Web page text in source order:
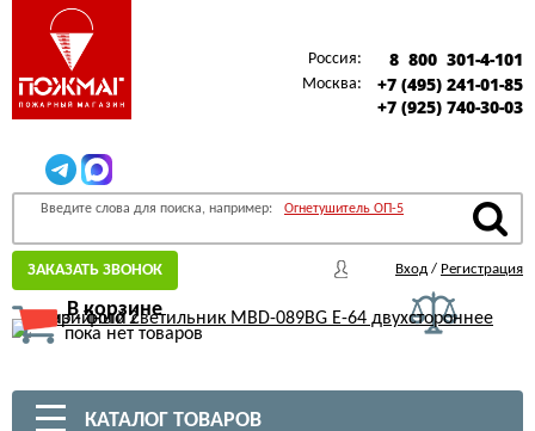
Россия: 8 800 301-4-101
Москва:
+7 (495) 241-01-85
+7 (925) 740-30-03
Введите слова для поиска, например: Огнетушитель ОП-5
ЗАКАЗАТЬ ЗВОНОК Вход / Регистрация
В корзине
пока нет товаров
КАТАЛОГ ТОВАРОВ